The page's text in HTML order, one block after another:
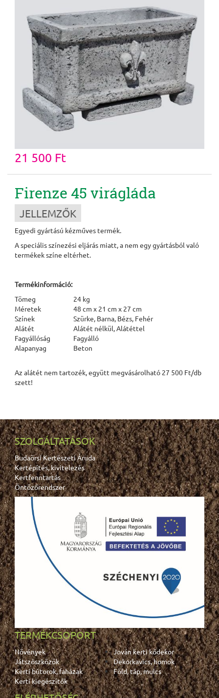
21 500 Ft
Firenze 45 virágláda
JELLEMZŐK
Egyedi gyártású kézműves termék.
A speciális színezési eljárás miatt, a nem egy gyártásból való
termékek színe eltérhet.
Termékinformáció:
Tömeg
24 kg
Méretek
48 cm x 21 cm x 27 cm
Színek
Szürke, Barna, Bézs, Fehér
Alátét
Alátét nélkül, Alátéttel
Fagyállóság
Fagyálló
Alapanyag
Beton
Az alátét nem tartozék, együtt megvásárolható 27 500 Ft/db
szett!
SZOLGÁLTATÁSOK
Budaörsi Kertészeti Áruda
Kertépítés, kivitelezés
Kertfenntartás
Öntözőrendszer
TERMÉKCSOPORT
Növények
Jován kerti kődekor
Játszószközök
Dekorkavics, homok
Kerti bútorok, faházak
Föld, táp, mulcs
Kerti kiegészítők